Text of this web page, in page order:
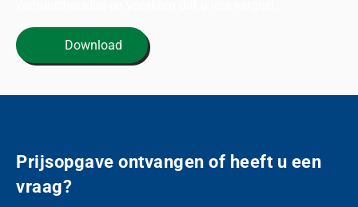
Download
Prijsopgave ontvangen of heeft u een
vraag?